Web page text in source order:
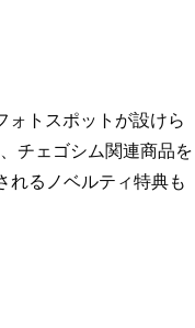
ォトスポットが設けら
チェゴシム関連商品を
れるノベルティ特典も